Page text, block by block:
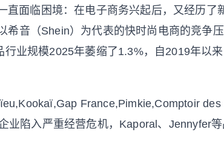
直面临困境：在电子商务兴起后，又经历了
希音（Shein）为代表的快时尚电商的竞争
行业规模2025年萎缩了1.3%，自2019年以
France,Pimkie,Comptoir
业陷入严重经营危机，Kaporal、Jennyfer